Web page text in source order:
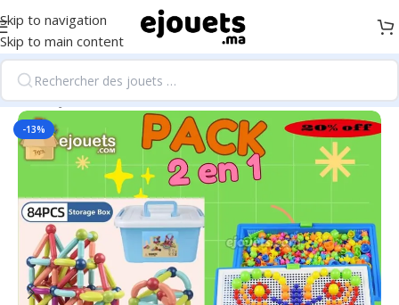
Skip to navigation
Skip to main content
Accueil/Jeux de construction
-13%